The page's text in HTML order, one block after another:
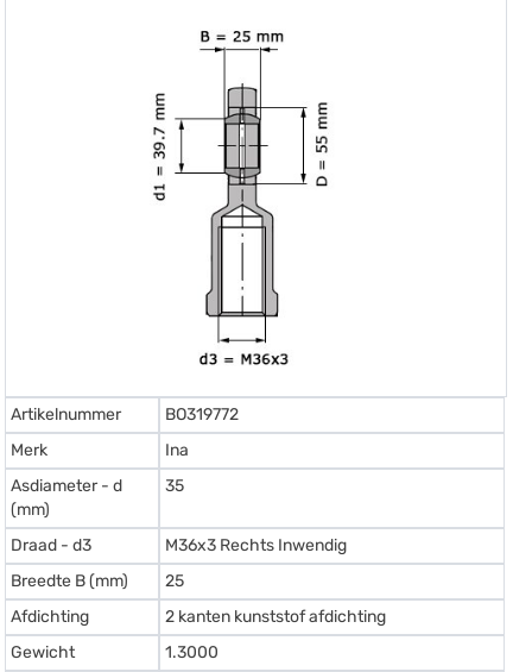
Artikelnummer
BO319772
Merk
Ina
Asdiameter - d
(mm)
35
Draad - d3
M36x3 Rechts Inwendig
Breedte B (mm)
25
Afdichting
2 kanten kunststof afdichting
Gewicht
1.3000